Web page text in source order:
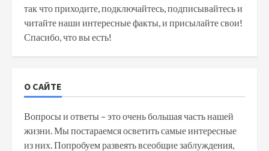
так что приходите, подключайтесь, подписывайтесь и
читайте наши интересные факты, и присылайте свои!
Спасибо, что вы есть!
О САЙТЕ
Вопросы и ответы – это очень большая часть нашей
жизни. Мы постараемся осветить самые интересные
из них. Попробуем развеять всеобщие заблуждения,